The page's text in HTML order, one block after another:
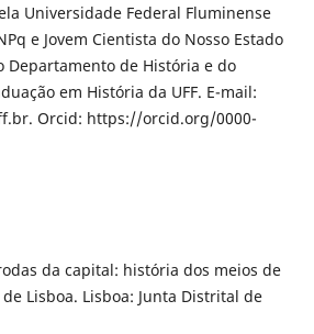
Universidade Federal Fluminense
e Jovem Cientista do Nosso Estado
Departamento de História e do
em História da UFF. E-mail:
Orcid: https://orcid.org/0000-
rodas da capital: história dos meios de
Lisboa. Lisboa: Junta Distrital de